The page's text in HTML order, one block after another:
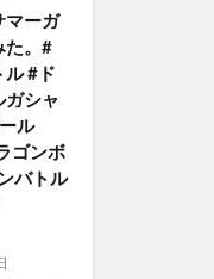
マーガ
た。#
ル #ド
ガシャ
ル
ゴンボ
バトル